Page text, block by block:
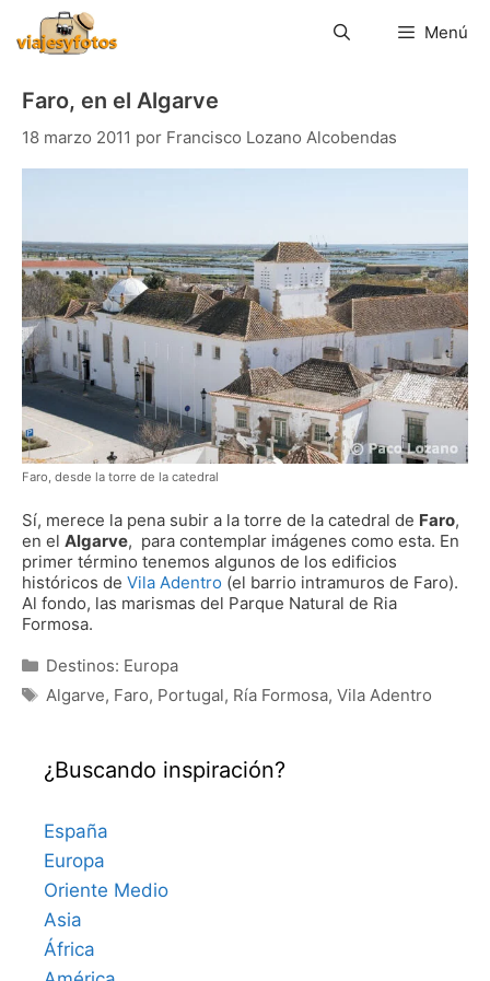
contenido
Menú
Faro, en el Algarve
18 marzo 2011 por Francisco Lozano Alcobendas
Faro, desde la torre de la catedral
Sí, merece la pena subir a la torre de la catedral de Faro,
en el Algarve, para contemplar imágenes como esta. En
primer término tenemos algunos de los edificios
históricos de Vila Adentro (el barrio intramuros de Faro).
Al fondo, las marismas del Parque Natural de Ria
Formosa.
Categorías
Destinos: Europa
Etiquetas
Algarve, Faro, Portugal, Ría Formosa, Vila Adentro
¿Buscando inspiración?
España
Europa
Oriente Medio
Asia
África